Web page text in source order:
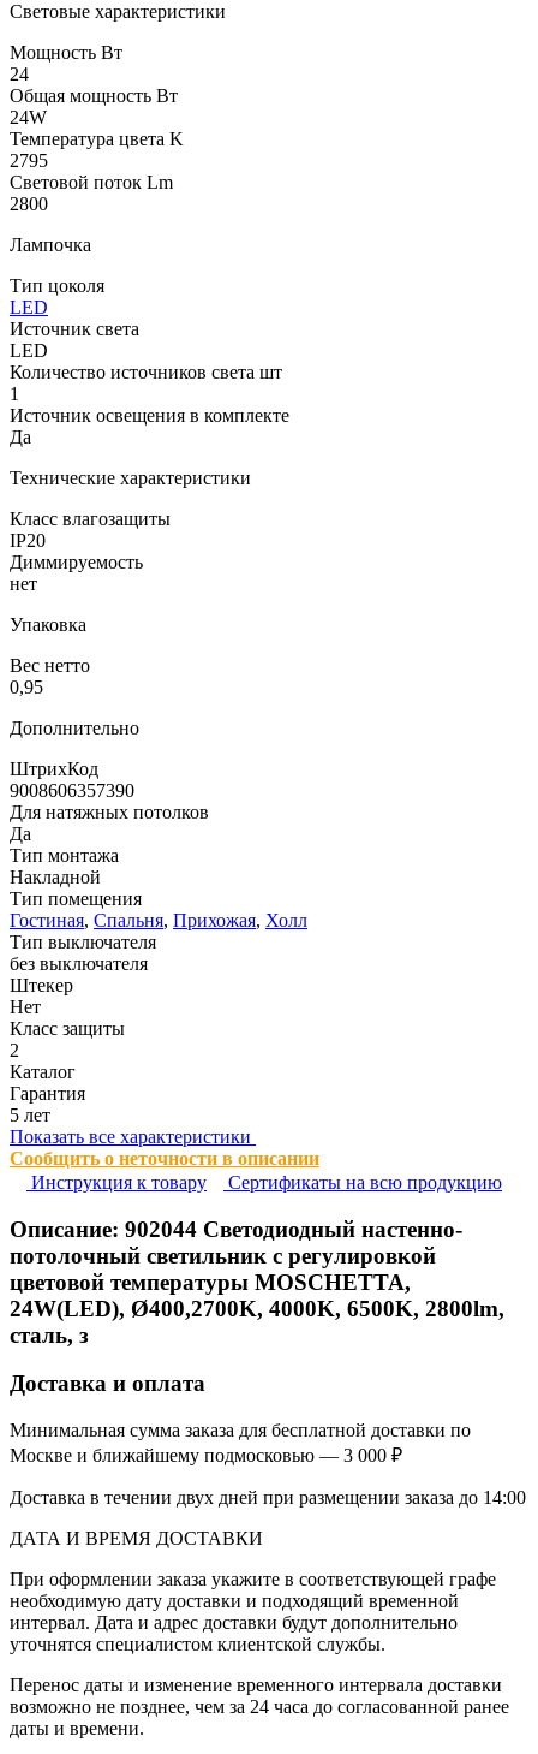
Световые характеристики
Мощность Вт
24
Общая мощность Вт
24W
Температура цвета K
2795
Световой поток Lm
2800
Лампочка
Тип цоколя
LED
Источник света
LED
Количество источников света шт
1
Источник освещения в комплекте
Да
Технические характеристики
Класс влагозащиты
IP20
Диммируемость
нет
Упаковка
Вес нетто
0,95
Дополнительно
ШтрихКод
9008606357390
Для натяжных потолков
Да
Тип монтажа
Накладной
Тип помещения
Гостиная, Спальня, Прихожая, Холл
Тип выключателя
без выключателя
Штекер
Нет
Класс защиты
2
Каталог
Гарантия
5 лет
Показать все характеристики
Сообщить о неточности в описании
Инструкция к товару
Сертификаты на всю продукцию
Описание: 902044 Светодиодный настенно-
потолочный светильник с регулировкой
цветовой температуры MOSCHETTA,
24W(LED), Ø400,2700K, 4000K, 6500K, 2800lm,
сталь, з
Доставка и оплата
Минимальная сумма заказа для бесплатной доставки по
Москве и ближайшему подмосковью — 3 000 ₽
Доставка в течении двух дней при размещении заказа до 14:00
ДАТА И ВРЕМЯ ДОСТАВКИ
При оформлении заказа укажите в соответствующей графе
необходимую дату доставки и подходящий временной
интервал. Дата и адрес доставки будут дополнительно
уточнятся специалистом клиентской службы.
Перенос даты и изменение временного интервала доставки
возможно не позднее, чем за 24 часа до согласованной ранее
даты и времени.